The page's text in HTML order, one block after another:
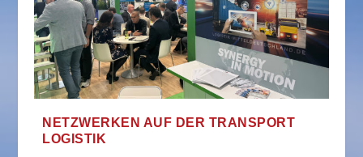
NETZWERKEN AUF DER TRANSPORT
LOGISTIK